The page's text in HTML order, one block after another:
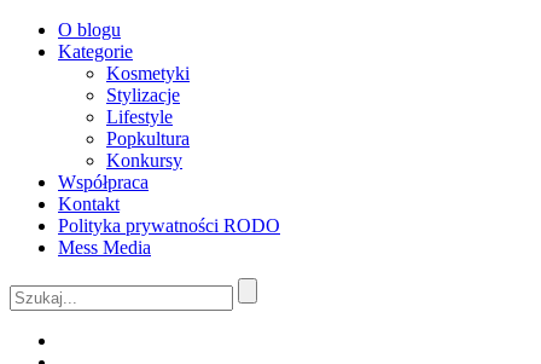
O blogu
Kategorie
Kosmetyki
Stylizacje
Lifestyle
Popkultura
Konkursy
Współpraca
Kontakt
Polityka prywatności RODO
Mess Media